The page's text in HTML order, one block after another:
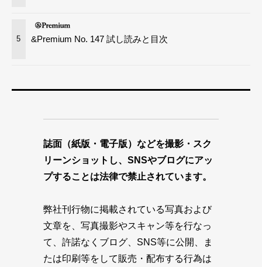
5 &Premium No. 147 試し読みと目次
誌面（紙版・電子版）などを撮影・スク
リーンショットし、SNSやブログにアッ
プすることは法律で禁止されています。
弊社刊行物に掲載されている写真および
文章を、写真撮影やスキャン等を行なっ
て、許諾なくブログ、SNS等に公開、ま
たは印刷等をして販売・配布する行為は